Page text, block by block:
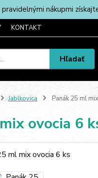
nákupmi
KONTAKT
Hľadať
Jablkovica Panák 25 ml
ovocia 6